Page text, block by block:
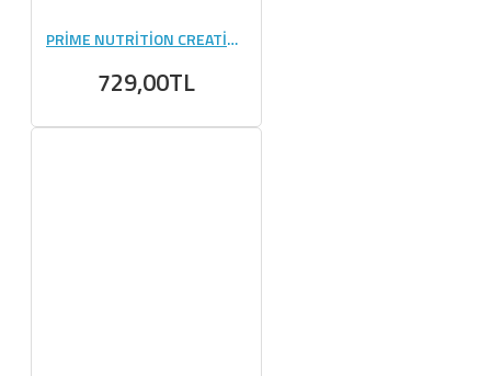
PRİME NUTRİTİON CREATİNE 420 GR CHERRY BLAST
729,00TL